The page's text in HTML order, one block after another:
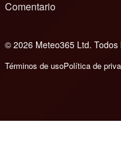
Comentario
© 2026 Meteo365 Ltd.
Términos de usoPolítica de